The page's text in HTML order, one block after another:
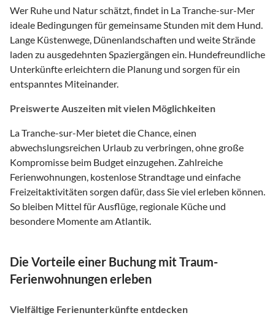
Wer Ruhe und Natur schätzt, findet in La Tranche-sur-Mer
ideale Bedingungen für gemeinsame Stunden mit dem Hund.
Lange Küstenwege, Dünenlandschaften und weite Strände
laden zu ausgedehnten Spaziergängen ein. Hundefreundliche
Unterkünfte erleichtern die Planung und sorgen für ein
entspanntes Miteinander.
Preiswerte Auszeiten mit vielen Möglichkeiten
La Tranche-sur-Mer bietet die Chance, einen
abwechslungsreichen Urlaub zu verbringen, ohne große
Kompromisse beim Budget einzugehen. Zahlreiche
Ferienwohnungen, kostenlose Strandtage und einfache
Freizeitaktivitäten sorgen dafür, dass Sie viel erleben können.
So bleiben Mittel für Ausflüge, regionale Küche und
besondere Momente am Atlantik.
Die Vorteile einer Buchung mit Traum-
Ferienwohnungen erleben
Vielfältige Ferienunterkünfte entdecken